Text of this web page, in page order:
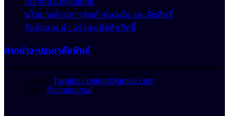
เกี่ยวกับ CIMjournal
นโยบายด้านการจัดทำต้นฉบับ และลิขสิทธิ์
รับข้อแนะนำ แจ้งละเมิดลิขสิทธิ์
ฝากข่าว-ประชาสัมพันธ์
E-mail : hwplus.content@gmail.com
Line : @cimjournal